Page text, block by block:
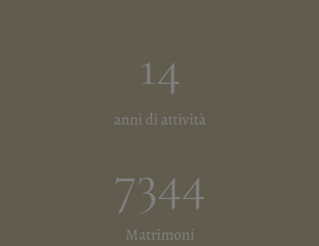
14
anni di attività
7344
Matrimoni